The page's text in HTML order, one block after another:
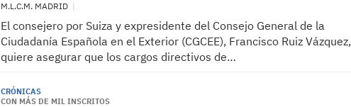
M.L.C.M. MADRID
El consejero por Suiza y expresidente del Consejo General de la
Ciudadanía Española en el Exterior (CGCEE), Francisco Ruiz Vázquez,
quiere asegurar que los cargos directivos de…
CRÓNICAS
CON MÁS DE MIL INSCRITOS